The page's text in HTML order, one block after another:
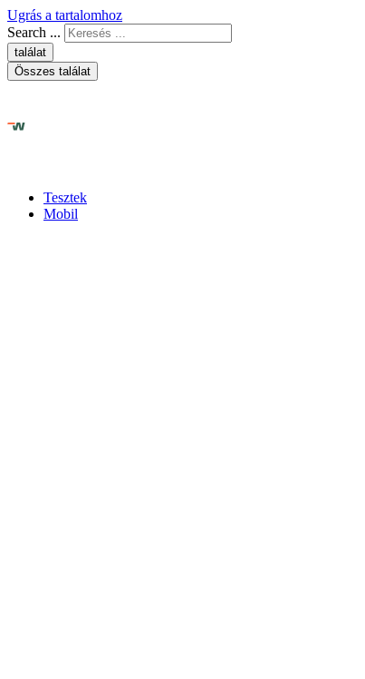
Ugrás a tartalomhoz
Search ...
találat
Összes találat
Tesztek
Mobil